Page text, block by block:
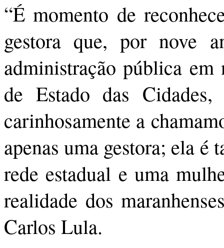
“É momento de
gestora que, por nove
administração pública em
de Estado das
carinhosamente a
apenas uma gestora; ela é
rede estadual e uma
realidade dos
Carlos Lula.